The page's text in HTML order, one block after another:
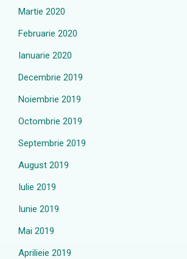
Martie 2020
Februarie 2020
Ianuarie 2020
Decembrie 2019
Noiembrie 2019
Octombrie 2019
Septembrie 2019
August 2019
Iulie 2019
Iunie 2019
Mai 2019
Aprilieie 2019